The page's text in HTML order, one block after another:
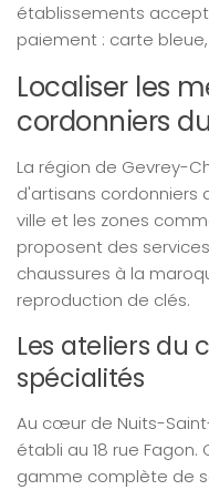
établissements
paiement : carte
Localiser les
cordonniers
La région de Gevrey-
d'artisans cordonniers
ville et les zones
proposent des
chaussures à la
reproduction de clés.
Les ateliers du
spécialités
Au cœur de Nuits-Saint-
établi au 18 rue
gamme complète de